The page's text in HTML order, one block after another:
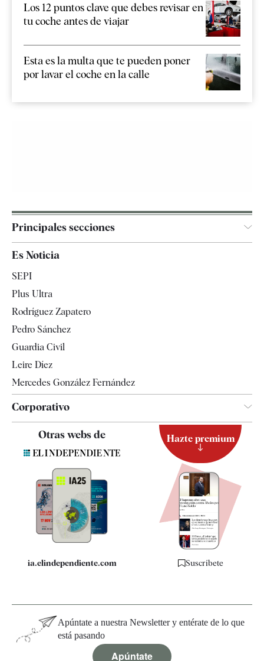
Los 12 puntos clave que debes revisar en
tu coche antes de viajar
Esta es la multa que te pueden poner
por lavar el coche en la calle
Principales secciones
Televisión
Es Noticia
SEPI
Plus Ultra
Rodríguez Zapatero
Pedro Sánchez
Guardia Civil
Leire Díez
Mercedes González Fernández
Corporativo
Quiénes somos
Especificaciones
Otras webs de
ia.elindependiente.com
Hazte premium
Suscríbete
Apúntate a nuestra Newsletter y entérate de lo que
está pasando
Apúntate